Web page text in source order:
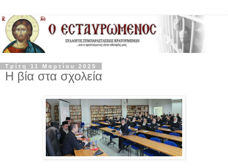
Τρίτη 11 Μαρτίου 2025
Η βία στα σχολεία